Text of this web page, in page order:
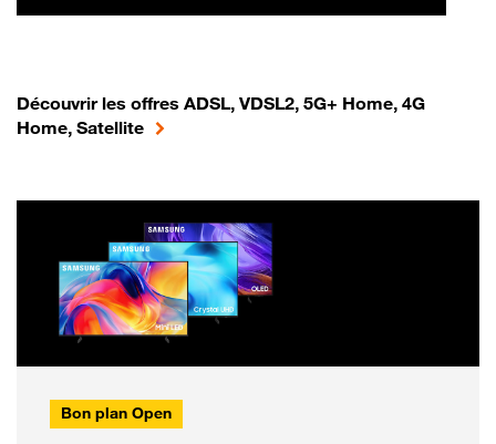
Découvrir les offres ADSL, VDSL2, 5G+ Home, 4G
Home, Satellite
Bon plan Open